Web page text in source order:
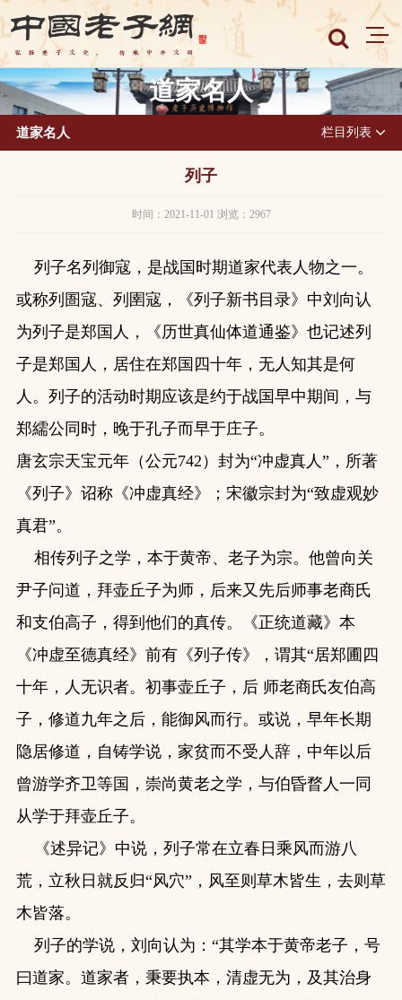
道家名人
道家名人 栏目列表
列子
时间：2021-11-01 浏览：2967
列子名列御寇，是战国时期道家代表人物之一。
或称列圄寇、列圉寇，《列子新书目录》中刘向认
为列子是郑国人，《历世真仙体道通鉴》也记述列
子是郑国人，居住在郑国四十年，无人知其是何
人。列子的活动时期应该是约于战国早中期间，与
郑繻公同时，晚于孔子而早于庄子。
唐玄宗天宝元年（公元742）封为“冲虚真人”，所著
《列子》诏称《冲虚真经》；宋徽宗封为“致虚观妙
真君”。
相传列子之学，本于黄帝、老子为宗。他曾向关
尹子问道，拜壶丘子为师，后来又先后师事老商氏
和支伯高子，得到他们的真传。《正统道藏》本
《冲虚至德真经》前有《列子传》，谓其“居郑圃四
十年，人无识者。初事壶丘子，后 师老商氏友伯高
子，修道九年之后，能御风而行。或说，早年长期
隐居修道，自铸学说，家贫而不受人辞，中年以后
曾游学齐卫等国，崇尚黄老之学，与伯昏瞀人一同
从学于拜壶丘子。
《述异记》中说，列子常在立春日乘风而游八
荒，立秋日就反归“风穴”，风至则草木皆生，去则草
木皆落。
列子的学说，刘向认为：“其学本于黄帝老子，号
曰道家。道家者，秉要执本，清虚无为，及其治身